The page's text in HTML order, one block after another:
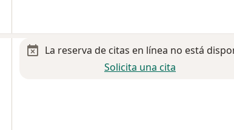
La reserva de citas en línea no está
Solicita una cita